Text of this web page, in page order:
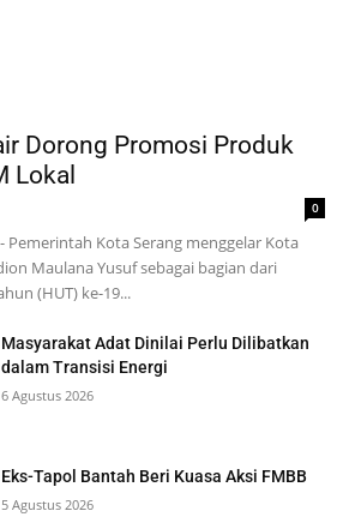
Dorong Promosi Produk
Lokal
0
Pemerintah Kota Serang menggelar Kota
Maulana Yusuf sebagai bagian dari
(HUT) ke-19...
Masyarakat Adat Dinilai Perlu Dilibatkan
dalam Transisi Energi
6 Agustus 2026
Eks-Tapol Bantah Beri Kuasa Aksi FMBB
5 Agustus 2026